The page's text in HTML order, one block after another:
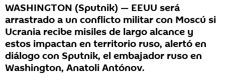
WASHINGTON (Sputnik) — EEUU será
arrastrado a un conflicto militar con Moscú si
Ucrania recibe misiles de largo alcance y
estos impactan en territorio ruso, alertó en
diálogo con Sputnik, el embajador ruso en
Washington, Anatoli Antónov.